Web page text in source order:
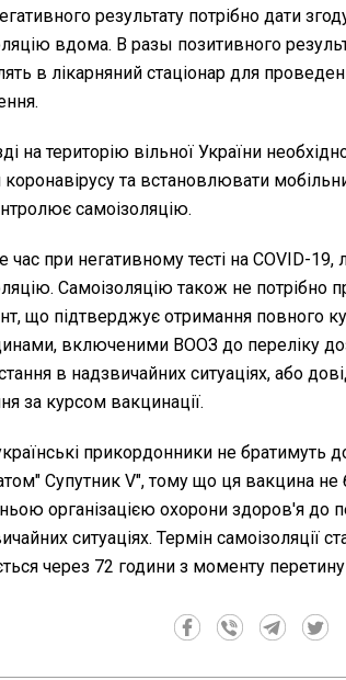
результату потрібно дати
вдома. В разы позитивного
в лікарняний стаціонар для
на територію вільної України
коронавірусу та встановлювати
самоізоляцію.
час при негативному тесті на COVID-19,
Самоізоляцію також не потрібно
що підтверджує отримання повного
включеними ВООЗ до переліку
в надзвичайних ситуаціях, або
за курсом вакцинації.
прикордонники не братимуть
Супутник V", тому що ця вакцина
організацією охорони здоров'я до
ситуаціях. Термін самоізоляції
через 72 години з моменту